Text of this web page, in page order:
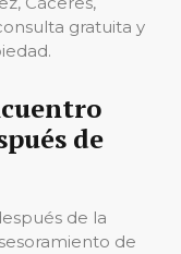
gratuita y
de
de la
de